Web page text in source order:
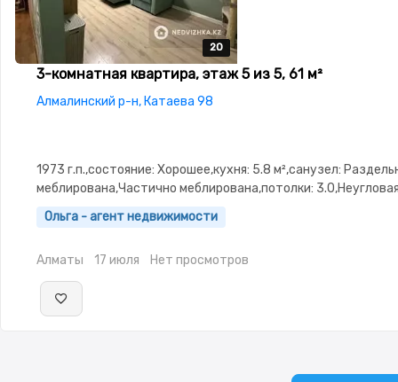
20
20
20
20
20
3-комнатная квартира, этаж 5 из 5, 61 м²
Алмалинский р-н, Катаева 98
1973 г.п.,состояние: Хорошее,кухня: 5.8 м²,санузел:
меблирована,Частично меблирована,потолки:
изолированы,Тихий двор
Ольга - агент недвижимости
Алматы 17 июля Нет просмотров